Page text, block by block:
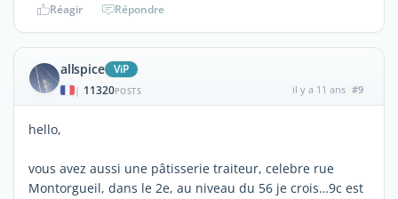
Réagir Répondre
allspice ViP
| 11320POSTS il y a 11 ans #9
hello,
vous avez aussi une pâtisserie traiteur, celebre rue
Montorgueil, dans le 2e, au niveau du 56 je crois…9c est